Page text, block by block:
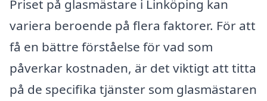
Priset på glasmästare i Linköping kan
variera beroende på flera faktorer. För att
få en bättre förståelse för vad som
påverkar kostnaden, är det viktigt att titta
på de specifika tjänster som glasmästaren